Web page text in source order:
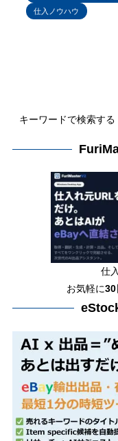
仕入ノウハウ
仕
お気軽に30